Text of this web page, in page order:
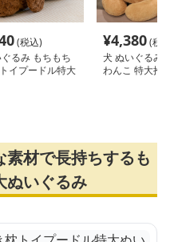
(税込)
るみ もちもち
イプードル特大
¥4,380(税
犬 ぬいぐるみ
わんこ 特大抱
材で長持ちするも
ぬいぐるみ